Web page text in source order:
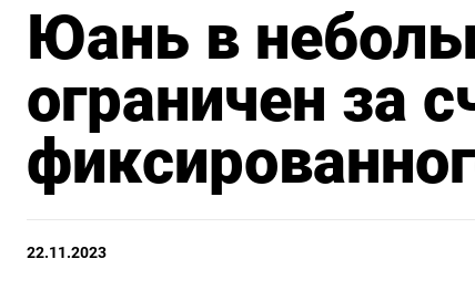
Юань в
ограничен за
22.11.2023